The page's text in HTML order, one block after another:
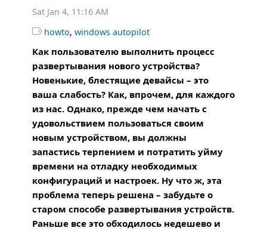
Sat Jan 4, 11:16 AM
 howto, windows autopilot
Как пользователю выполнить процесс
развертывания нового устройства?
Новенькие, блестящие девайсы – это
ваша слабость? Как, впрочем, для каждого
из нас. Однако, прежде чем начать с
удовольствием пользоваться своим
новым устройством, вы должны
запастись терпением и потратить уйму
времени на отладку необходимых
конфигураций и настроек. Ну что ж, эта
проблема теперь решена – забудьте о
старом способе развертывания устройств.
Раньше все это обходилось недешево и